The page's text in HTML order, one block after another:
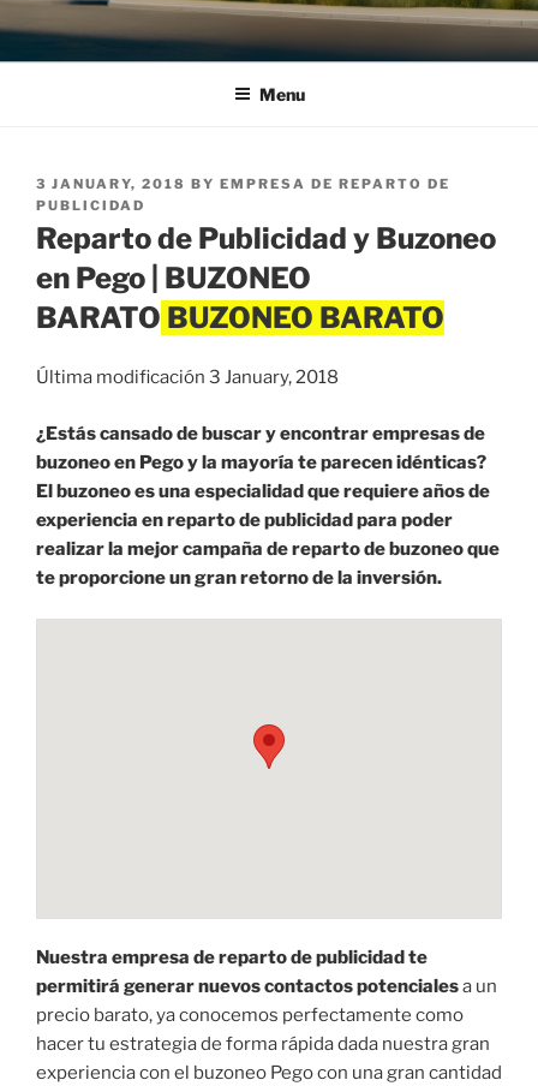
Menu
POSTED
ON
3 JANUARY, 2018 BY EMPRESA DE REPARTO DE
PUBLICIDAD
Reparto de Publicidad y Buzoneo
en Pego | BUZONEO
BARATO
Última modificación 3 January, 2018
¿Estás cansado de buscar y encontrar empresas de
buzoneo en Pego y la mayoría te parecen idénticas?
El buzoneo es una especialidad que requiere años de
experiencia en reparto de publicidad para poder
realizar la mejor campaña de reparto de buzoneo que
te proporcione un gran retorno de la inversión.
Nuestra empresa de reparto de publicidad te
permitirá generar nuevos contactos potencialesa un
precio barato, ya conocemos perfectamente como
hacer tu estrategia de forma rápida dada nuestra gran
experiencia con el buzoneo Pego con una gran cantidad